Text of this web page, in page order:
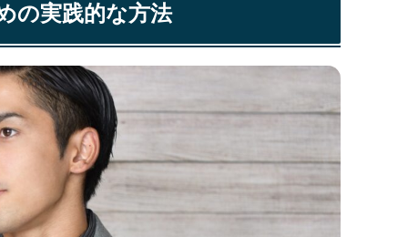
の実践的な方法